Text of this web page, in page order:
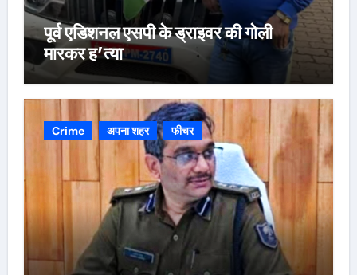
पूर्व एडिशनल एसपी के ड्राइवर की गोली
मारकर ह’त्या
Crime अपना शहर फीचर